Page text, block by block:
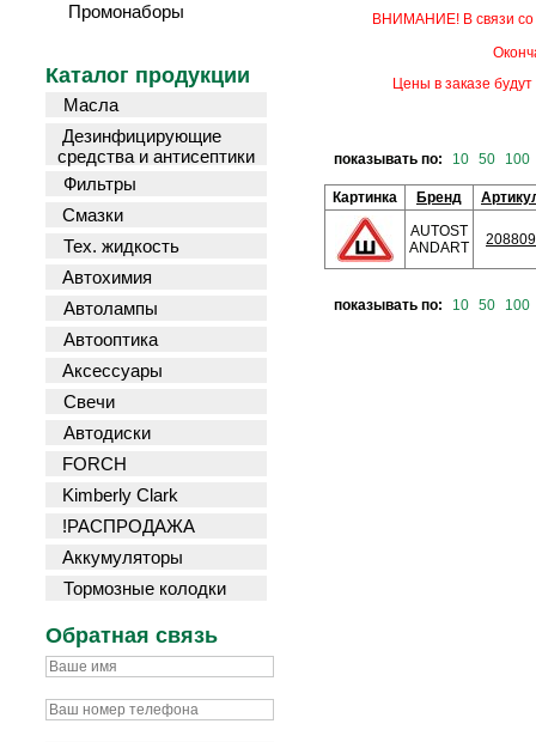
Промонаборы
Каталог продукции
Масла
Дезинфицирующие
средства и антисептики
Фильтры
Смазки
Тех. жидкость
Автохимия
Автолампы
Автооптика
Аксессуары
Свечи
Автодиски
FORCH
Kimberly Clark
!РАСПРОДАЖА
Аккумуляторы
Тормозные колодки
Обратная связь
ВНИМАНИЕ! В связи со
Цены в заказе
показывать по: 10 50 100
Картинка Бренд
AUTOST
ANDART
208809
показывать по: 10 50 100